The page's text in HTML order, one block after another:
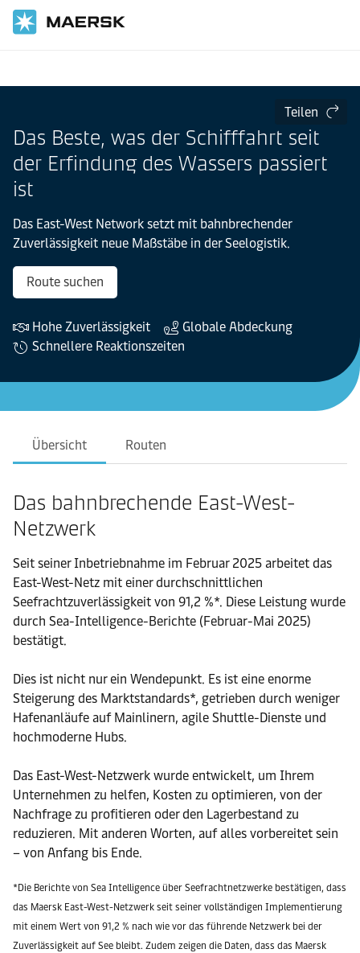
Teilen
Das Beste, was der Schifffahrt seit
der Erfindung des Wassers passiert
ist
Das East-West Network setzt mit bahnbrechender
Zuverlässigkeit neue Maßstäbe in der Seelogistik.
Route suchen
Hohe Zuverlässigkeit
Globale Abdeckung
Schnellere Reaktionszeiten
Übersicht Routen
Das bahnbrechende East-West-
Netzwerk
Seit seiner Inbetriebnahme im Februar 2025 arbeitet das
East-West-Netz mit einer durchschnittlichen
Seefrachtzuverlässigkeit von 91,2 %*. Diese Leistung wurde
durch Sea-Intelligence-Berichte (Februar-Mai 2025)
bestätigt.
Dies ist nicht nur ein Wendepunkt. Es ist eine enorme
Steigerung des Marktstandards*, getrieben durch weniger
Hafenanläufe auf Mainlinern, agile Shuttle-Dienste und
hochmoderne Hubs.
Das East-West-Netzwerk wurde entwickelt, um Ihrem
Unternehmen zu helfen, Kosten zu optimieren, von der
Nachfrage zu profitieren oder den Lagerbestand zu
reduzieren. Mit anderen Worten, auf alles vorbereitet sein
– von Anfang bis Ende.
*Die Berichte von Sea Intelligence über Seefrachtnetzwerke bestätigen, dass
das Maersk East-West-Netzwerk seit seiner vollständigen Implementierung
mit einem Wert von 91,2 % nach wie vor das führende Netzwerk bei der
Zuverlässigkeit auf See bleibt. Zudem zeigen die Daten, dass das Maersk